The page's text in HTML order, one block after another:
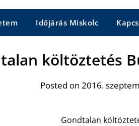
Időjárás Miskolc
költöztetés
Posted on 2016.
Gondtalan